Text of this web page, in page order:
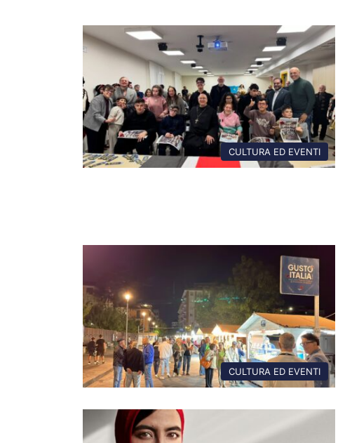
CULTURA ED EVENTI
CULTURA ED EVENTI